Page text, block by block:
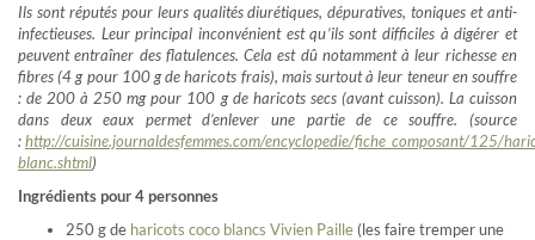
Ils sont réputés pour leurs qualités diurétiques, dépuratives, toniques et anti-
infectieuses. Leur principal inconvénient est qu’ils sont difficiles à digérer et
peuvent entraîner des flatulences. Cela est dû notamment à leur richesse en
fibres (4 g pour 100 g de haricots frais), mais surtout à leur teneur en souffre
: de 200 à 250 mg pour 100 g de haricots secs (avant cuisson). La cuisson
dans deux eaux permet d’enlever une partie de ce souffre. (source
:http://cuisine.journaldesfemmes.com/encyclopedie/fiche_composant/125/
blanc.shtml)
Ingrédients pour 4 personnes
250 g de haricots coco blancs Vivien Paille (les faire tremper une